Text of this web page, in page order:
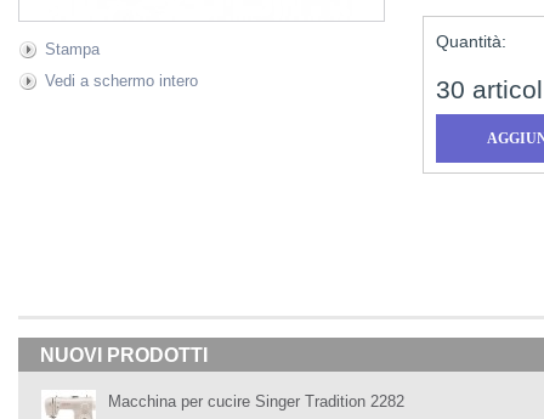
Stampa
Vedi a schermo intero
Quantità:
30
NUOVI PRODOTTI
Macchina per cucire Singer Tradition 2282